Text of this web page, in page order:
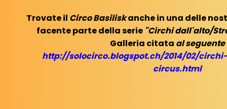
Trovate il Circo Basiliskanche in una delle
facente parte della serie "Circhi dall'alto/
Galleria citata al
http://solocirco.blogspot.ch/2014/02/
circus.html